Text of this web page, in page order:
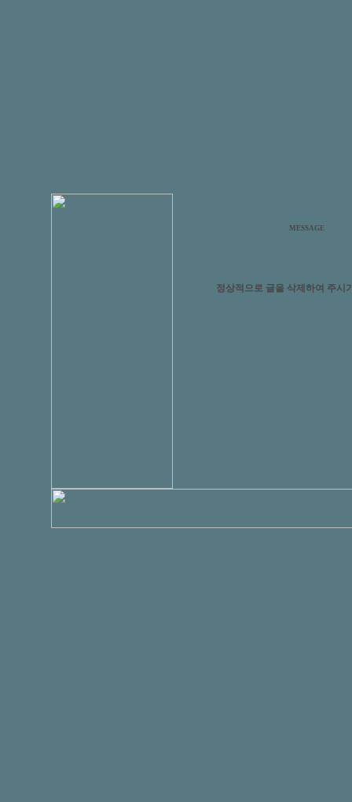
MESSAGE
정상적으로 글을 삭제하여 주시